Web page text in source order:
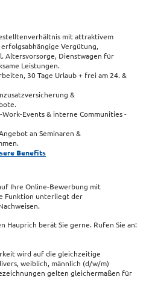
mit attraktivem
Vergütung,
Altersvorsorge, Dienstwagen für
Leistungen.
30 Tage Urlaub + frei am 24. &
&
Events & interne Communities -
an Seminaren &
Benefits
Ihre Online-Bewerbung mit
Funktion unterliegt der
Hauprich berät Sie gerne. Rufen Sie an:
wird auf die gleichzeitige
weiblich, männlich (d/w/m)
gelten gleichermaßen für